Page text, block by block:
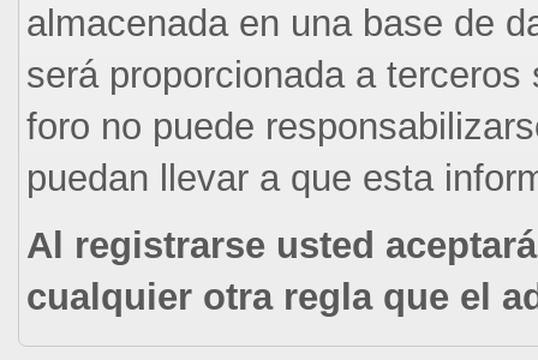
almacenada en una base de
será proporcionada a
foro no puede
puedan llevar a que esta
Al registrarse usted
cualquier otra regla que el